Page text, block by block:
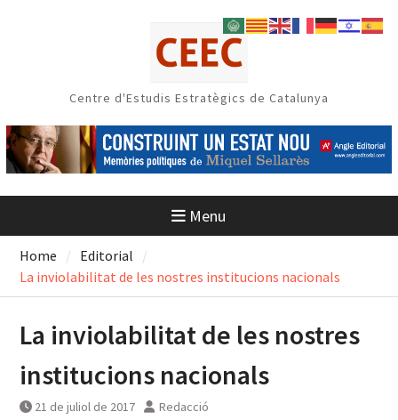
Centre d'Estudis Estratègics de Catalunya
Menu
Home
Editorial
La inviolabilitat de les nostres institucions nacionals
La inviolabilitat de les nostres
institucions nacionals
21 de juliol de 2017 Redacció